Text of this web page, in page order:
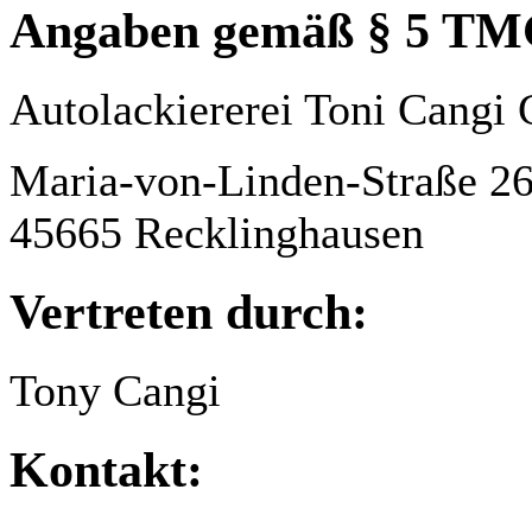
Angaben gemäß § 5
Autolackiererei Toni Cangi
Maria-von-Linden-Straße
45665 Recklinghausen
Vertreten durch:
Tony Cangi
Kontakt: